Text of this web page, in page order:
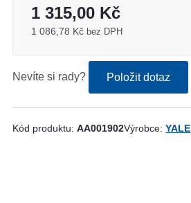
1 315,00 Kč
1 086,78 Kč bez DPH
Nevíte si rady? Položit dotaz
Kód produktu:AA001902Výrobce:YALE